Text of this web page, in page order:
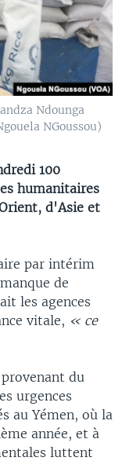
Ndounga
NGoussou)
100
humanitaires
d'Asie et
par intérim
de
les agences
vitale, « ce
du
urgences
au Yémen, où la
année, et à
luttent